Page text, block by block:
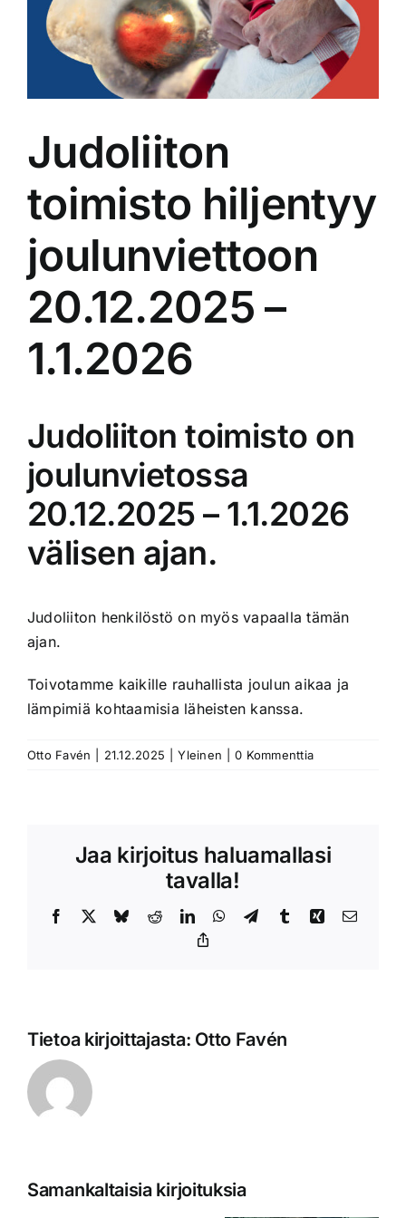
isompana
Judoliiton
toimisto hiljentyy
joulunviettoon
20.12.2025 –
1.1.2026
Judoliiton toimisto on
joulunvietossa
20.12.2025 – 1.1.2026
välisen ajan.
Judoliiton henkilöstö on myös vapaalla tämän
ajan.
Toivotamme kaikille rauhallista joulun aikaa ja
lämpimiä kohtaamisia läheisten kanssa.
Otto Favén 21.12.2025 Yleinen 0 Kommenttia
Jaa kirjoitus haluamallasi
tavalla!
Facebook BlueskyRedditLinkedInWhatsApp
TelegramTumblrXing
Tietoa kirjoittajasta: Otto Favén
Samankaltaisia kirjoituksia
Vuoden